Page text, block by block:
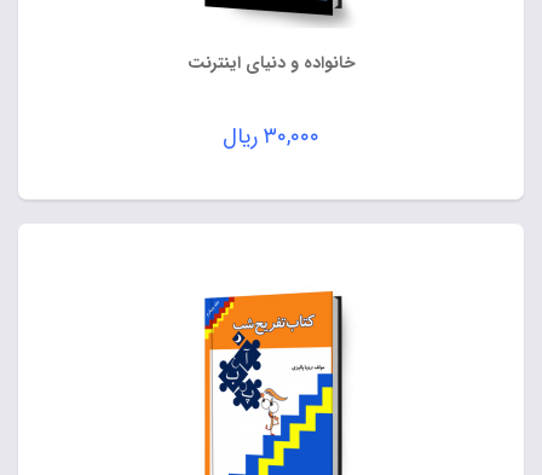
خانواده و دنیای اینترنت
۳۰,۰۰۰ریال